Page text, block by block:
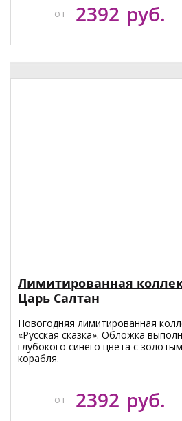
от 2392 руб.
Лимитированная
Царь Салтан
Новогодняя лимитированная
«Русская сказка». Обложка
глубокого синего цвета с
корабля.
от 2392 руб.